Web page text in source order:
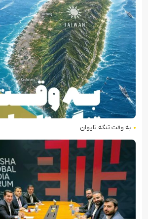
به وقت تنگه تایوان